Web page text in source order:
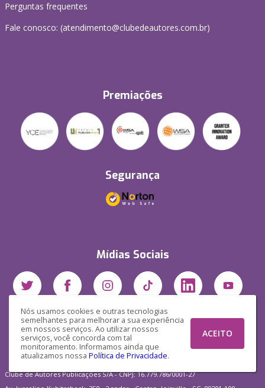
Nós usamos cookies e outras tecnologias
semelhantes para melhorar a sua experiência
em nossos serviços. Ao utilizar nossos
serviços, você concorda com tal
monitoramento. Informamos ainda que
atualizamos nossa Política de Privacidade.
ACEITO
Perguntas frequentes
Fale conosco: (atendimento@clubedeautores.com.br)
Premiações
Segurança
Mídias Sociais
Clube de Autores Publicações S/A - CNPJ: 16.779.786/0001-27